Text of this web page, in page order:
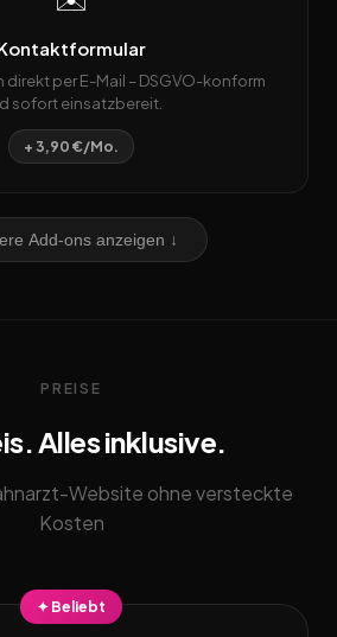
per E-Mail – DSGVO-konform
sofort einsatzbereit.
+ 3,90 €/Mo.
Add-ons anzeigen ↓
PREISE
Alles inklusive.
Website ohne versteckte
Kosten
✦ Beliebt